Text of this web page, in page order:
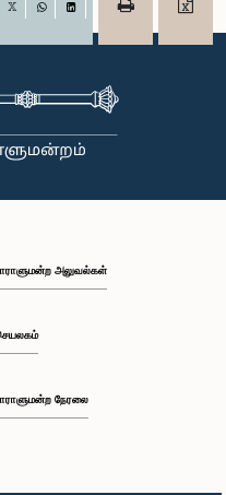
அலுவல்கள்
நேரலை